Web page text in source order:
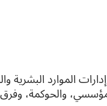
الموارد البشرية
والحوكمة، وفرق